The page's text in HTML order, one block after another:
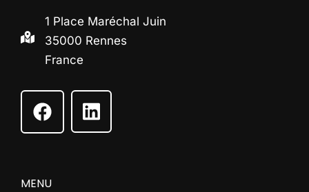
1 Place Maréchal Juin
35000 Rennes
France
MENU